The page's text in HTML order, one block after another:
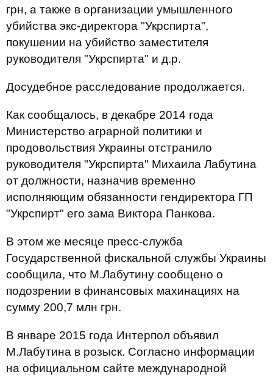
грн, а также в организации умышленного
убийства экс-директора "Укрспирта",
покушении на убийство заместителя
руководителя "Укрспирта" и д.р.
Досудебное расследование продолжается.
Как сообщалось, в декабре 2014 года
Министерство аграрной политики и
продовольствия Украины отстранило
руководителя "Укрспирта" Михаила Лабутина
от должности, назначив временно
исполняющим обязанности гендиректора ГП
"Укрспирт" его зама Виктора Панкова.
В этом же месяце пресс-служба
Государственной фискальной службы Украины
сообщила, что М.Лабутину сообщено о
подозрении в финансовых махинациях на
сумму 200,7 млн грн.
В январе 2015 года Интерпол объявил
М.Лабутина в розыск. Согласно информации
на официальном сайте международной